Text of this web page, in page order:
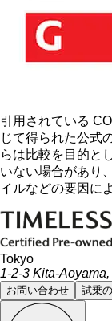
引用されている
じて得られた公式
らは比較を目的と
いない場合があり
イルなどの要因に
Tokyo
1-2-3 Kita-
お問い合わせ 試乗